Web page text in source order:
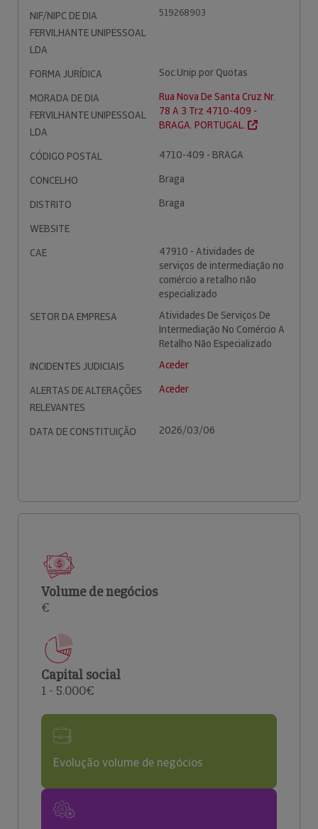
NIF/NIPC DE DIA
FERVILHANTE UNIPESSOAL
LDA
519268903
FORMA JURÍDICA
Soc.Unip.por Quotas
MORADA DE DIA
FERVILHANTE UNIPESSOAL
LDA
Rua Nova De Santa Cruz Nr.
78 A 3 Trz 4710-409 -
BRAGA. PORTUGAL.
CÓDIGO POSTAL
4710-409 - BRAGA
CONCELHO
Braga
DISTRITO
Braga
WEBSITE
CAE
47910 - Atividades de
serviços de intermediação no
comércio a retalho não
especializado
SETOR DA EMPRESA
Atividades De Serviços De
Intermediação No Comércio A
Retalho Não Especializado
INCIDENTES JUDICIAIS
Aceder
ALERTAS DE ALTERAÇÕES
RELEVANTES
Aceder
DATA DE CONSTITUIÇÃO 2026/03/06
Volume de negócios
€
Capital social
1 - 5.000€
Evolução volume de negócios